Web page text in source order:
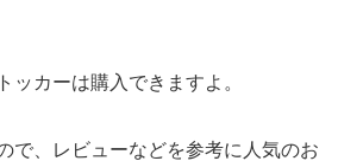
ッカーは購入できますよ。
で、レビューなどを参考に人気のお